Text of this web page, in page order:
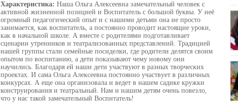
Характеристика: Наша Ольга Алексеевна замечательный человек с
активной жизненной позицией и Воспитатель с большой буквы. У неё
огромный педагогический опыт и с нашими детьми она не просто
занимается, как воспитатель, а постоянно проводит настоящие уроки,
как в начальной школе. А вместе с родителями подготавливает
сценарии утренников и театрализованных представлений. Традицией
нашей группы стали семейные посиделки, где родители делятся своим
опытом по воспитанию, а дети показывают чему новому они
научились. Благодаря ей наши дети участвуют в разных творческих
проектах. И сама Ольга Алексеевна постоянно участвует в различных
конкурсах. А еще она организовала и ведет в нашем садике кружки
конструирования и театральный. Нам и нашим детям очень повезло,
что у нас такой замечательный Воспитатель!